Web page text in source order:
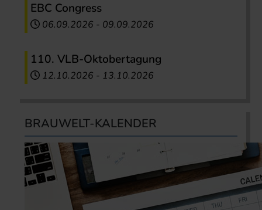
EBC Congress
06.09.2026 - 09.09.2026
110. VLB-Oktobertagung
12.10.2026 - 13.10.2026
BRAUWELT-KALENDER